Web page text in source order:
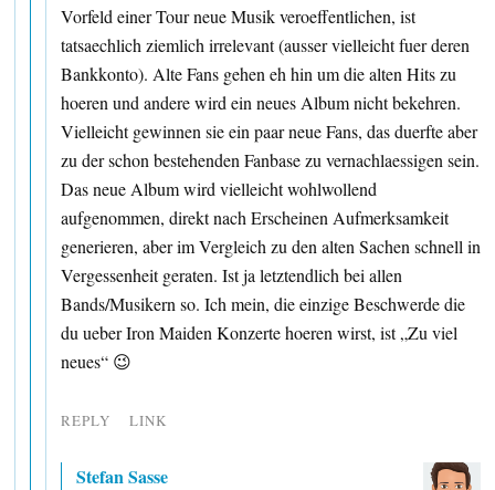
Vorfeld einer Tour neue Musik veroeffentlichen, ist
tatsaechlich ziemlich irrelevant (ausser vielleicht fuer deren
Bankkonto). Alte Fans gehen eh hin um die alten Hits zu
hoeren und andere wird ein neues Album nicht bekehren.
Vielleicht gewinnen sie ein paar neue Fans, das duerfte aber
zu der schon bestehenden Fanbase zu vernachlaessigen sein.
Das neue Album wird vielleicht wohlwollend
aufgenommen, direkt nach Erscheinen Aufmerksamkeit
generieren, aber im Vergleich zu den alten Sachen schnell in
Vergessenheit geraten. Ist ja letztendlich bei allen
Bands/Musikern so. Ich mein, die einzige Beschwerde die
du ueber Iron Maiden Konzerte hoeren wirst, ist „Zu viel
neues“ 😉
REPLY LINK
Stefan Sasse